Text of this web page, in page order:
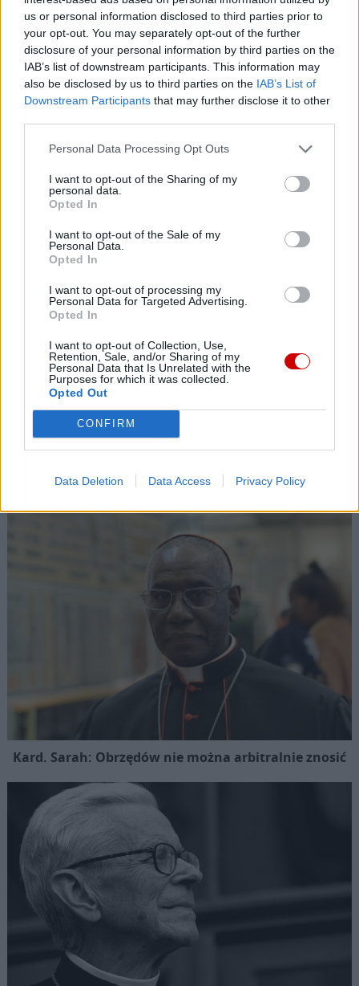
us or personal information disclosed to third parties prior to
your opt-out. You may separately opt-out of the further
disclosure of your personal information by third parties on the
IAB’s list of downstream participants. This information may
also be disclosed by us to third parties on the IAB’s List of
Downstream Participants that may further disclose it to other
Personal Data Processing Opt Outs
I want to opt-out of the Sharing of my
personal data.
Opted In
I want to opt-out of the Sale of my
Personal Data.
Opted In
I want to opt-out of processing my
Personal Data for Targeted Advertising.
Opted In
I want to opt-out of Collection, Use,
Retention, Sale, and/or Sharing of my
Personal Data that Is Unrelated with the
Purposes for which it was collected.
Opted Out
CONFIRM
Data Deletion Data Access Privacy Policy
Noc Konfesjonałów
spowiedź
Wielki Post
Najnowsze
07 sierpnia 2026 | 05:20
06 sierpnia 2026 | 20:44
Medziugorie: zakończył się 37. Mladifest
06 sierpnia 2026 | 20:19
Biskupi Meksyku: stulecie Cristiady to czas łaski
Kard. Parolin w Meksyku: modlitwa, obecność i świadectwo
drogą do pokoju
Popularne
Kard. Sarah: Obrzędów nie można arbitralnie znosić